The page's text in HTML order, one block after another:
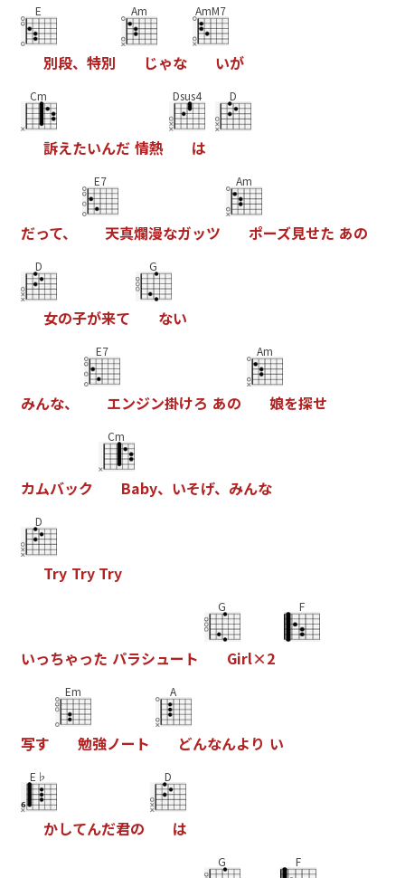
E
別段、 特別
Am
じゃな
AmM7
いが
Cm
訴えたいんだ 情熱
Dsus4
は
D
だって、
E7
天真爛漫なガッツ
Am
ポーズ見せた あの
D
女の子が来て
G
ない
みんな、
E7
エンジン掛けろ あの
Am
娘を探せ
カムバック
Cm
Baby、 いそげ、 みんな
D
Try Try Try
いっちゃった パラシュー ト
G
Girl×2
F
写す
Em
勉強ノー ト
A
どんなんよ り い
E♭
かしてんだ君の
D
は
G F